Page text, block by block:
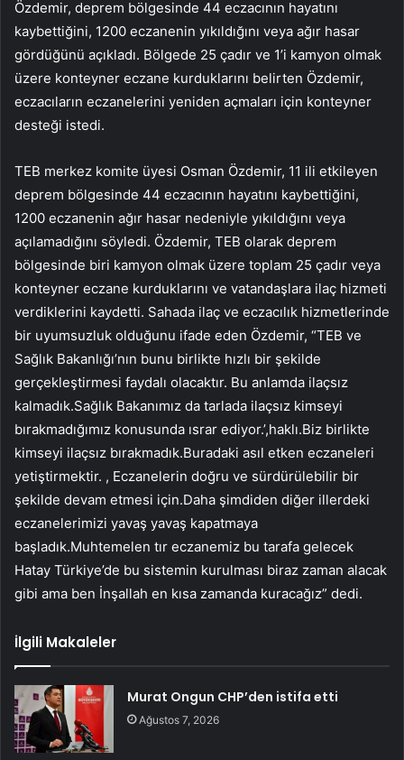
Özdemir, deprem bölgesinde 44 eczacının hayatını
kaybettiğini, 1200 eczanenin yıkıldığını veya ağır hasar
gördüğünü açıkladı. Bölgede 25 çadır ve 1’i kamyon olmak
üzere konteyner eczane kurduklarını belirten Özdemir,
eczacıların eczanelerini yeniden açmaları için konteyner
desteği istedi.
TEB merkez komite üyesi Osman Özdemir, 11 ili etkileyen
deprem bölgesinde 44 eczacının hayatını kaybettiğini,
1200 eczanenin ağır hasar nedeniyle yıkıldığını veya
açılamadığını söyledi. Özdemir, TEB olarak deprem
bölgesinde biri kamyon olmak üzere toplam 25 çadır veya
konteyner eczane kurduklarını ve vatandaşlara ilaç hizmeti
verdiklerini kaydetti. Sahada ilaç ve eczacılık hizmetlerinde
bir uyumsuzluk olduğunu ifade eden Özdemir, “TEB ve
Sağlık Bakanlığı’nın bunu birlikte hızlı bir şekilde
gerçekleştirmesi faydalı olacaktır. Bu anlamda ilaçsız
kalmadık.Sağlık Bakanımız da tarlada ilaçsız kimseyi
bırakmadığımız konusunda ısrar ediyor.’,haklı.Biz birlikte
kimseyi ilaçsız bırakmadık.Buradaki asıl etken eczaneleri
yetiştirmektir. , Eczanelerin doğru ve sürdürülebilir bir
şekilde devam etmesi için.Daha şimdiden diğer illerdeki
eczanelerimizi yavaş yavaş kapatmaya
başladık.Muhtemelen tır eczanemiz bu tarafa gelecek
Hatay Türkiye’de bu sistemin kurulması biraz zaman alacak
gibi ama ben İnşallah en kısa zamanda kuracağız” dedi.
İlgili Makaleler
Murat Ongun CHP’den istifa etti
Ağustos 7, 2026